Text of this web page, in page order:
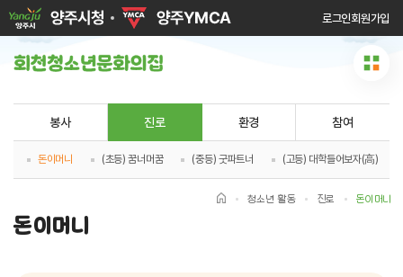
로그인회원가입
봉사 진로 환경 참여
돈이머니 (초등) 꿈너머꿈 (중등) 굿파트너 (고등) 대학들어보자(高)
돈이머니
청소년 활동 진로 돈이머니